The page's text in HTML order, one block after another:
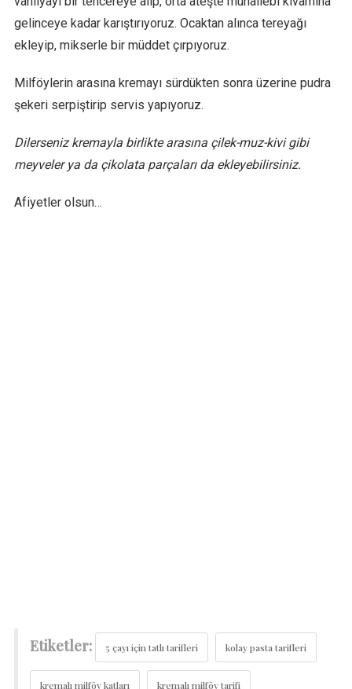
gelinceye kadar karıştırıyoruz. Ocaktan alınca tereyağı
ekleyip, mikserle bir müddet çırpıyoruz.
Milföylerin arasına kremayı sürdükten sonra üzerine pudra
şekeri serpiştirip servis yapıyoruz.
Dilerseniz kremayla birlikte arasına çilek-muz-kivi gibi
meyveler ya da çikolata parçaları da ekleyebilirsiniz.
Afiyetler olsun…
Etiketler: 5 çayı için tatlı tarifleri kolay pasta tarifleri
kremalı milföy katları kremalı milföy tarifi